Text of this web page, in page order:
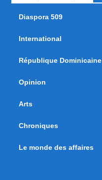
Diaspora 509
International
République Dominicaine
Opinion
Arts
Chroniques
Le monde des affaires